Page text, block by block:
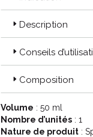
soin pour le visage et
l’ eczéma ou les
douce et confortable !
Code EAN :
Description
Conseils
Composition
Volume : 50 ml
Nombre d’unités : 1
Nature de produit :